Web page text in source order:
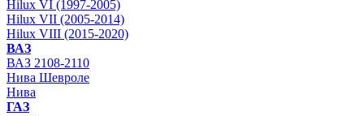
Hilux VI (1997-2005)
Hilux VII (2005-2014)
Hilux VIII (2015-2020)
ВАЗ
ВАЗ 2108-2110
Нива Шевроле
Нива
ГАЗ